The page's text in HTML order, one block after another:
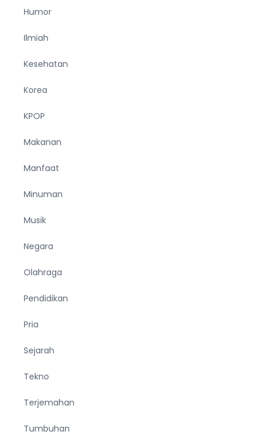
Humor
Ilmiah
Kesehatan
Korea
KPOP
Makanan
Manfaat
Minuman
Musik
Negara
Olahraga
Pendidikan
Pria
Sejarah
Tekno
Terjemahan
Tumbuhan